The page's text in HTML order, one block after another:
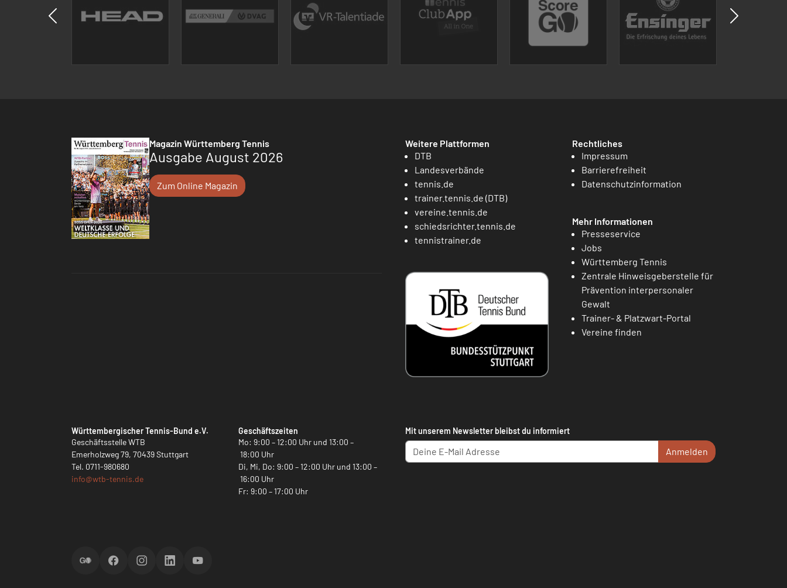
Magazin Württemberg Tennis
Ausgabe August 2026
Zum Online Magazin
Weitere Plattformen
DTB
Landesverbände
tennis.de
trainer.tennis.de (DTB)
vereine.tennis.de
schiedsrichter.tennis.de
tennistrainer.de
Rechtliches
Impressum
Barrierefreiheit
Datenschutzinformation
Mehr Informationen
Presseservice
Jobs
Württemberg Tennis
Zentrale Hinweisgeberstelle für
Prävention interpersonaler
Gewalt
Trainer- & Platzwart-Portal
Vereine finden
Württembergischer Tennis-Bund e.V.
Geschäftsstelle WTB
Emerholzweg 79, 70439 Stuttgart
Tel. 0711-980680
info@wtb-tennis.de
Geschäftszeiten
Mo: 9:00 – 12:00 Uhr und 13:00 –
18:00 Uhr
Di, Mi, Do: 9:00 – 12:00 Uhr und 13:00 –
16:00 Uhr
Fr: 9:00 – 17:00 Uhr
Mit unserem Newsletter bleibst du informiert
Anmelden
ScoreGOFacebookInstagramLinkedInYouTube